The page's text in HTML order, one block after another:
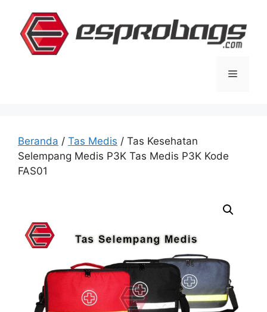
Menu
Beranda / Tas Medis / Tas Kesehatan
Selempang Medis P3K Tas Medis P3K Kode
FAS01